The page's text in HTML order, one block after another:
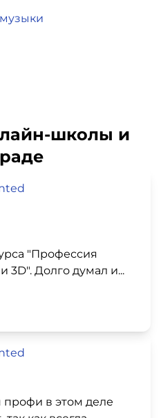
школы и
"Профессия
3D". Долго думал и...
в этом деле